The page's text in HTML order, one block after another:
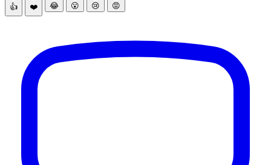
👍 ❤️ 😂 😮 😢 😡